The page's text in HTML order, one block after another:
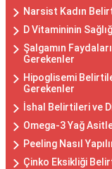
Narsist Kadın
D Vitamininin
Şalgamın
Gerekenler
Hipoglisemi
Gerekenler
İshal Belirtileri ve
Omega-3 Yağ
Peeling Nasıl
Çinko Eksikliği